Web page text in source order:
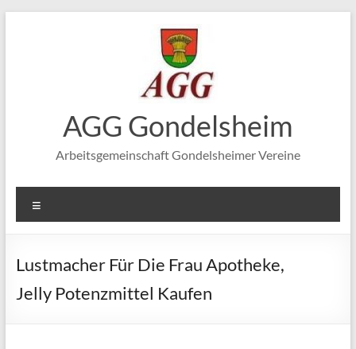
AGG Gondelsheim
Arbeitsgemeinschaft Gondelsheimer Vereine
Lustmacher Für Die Frau Apotheke,
Jelly Potenzmittel Kaufen